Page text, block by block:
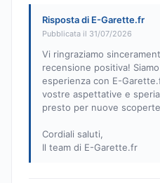
Risposta di E-Garette.fr
Pubblicata il 31/07/2026
Vi ringraziamo
recensione positiva!
esperienza con E-
vostre aspettative e
presto per nuove
Cordiali saluti,
Il team di E-Garette.fr